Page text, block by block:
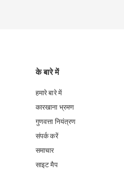
के बारे में
हमारे बारे में
कारखाना भ्रमण
गुणवत्ता नियंत्रण
संपर्क करें
समाचार
साइट मैप